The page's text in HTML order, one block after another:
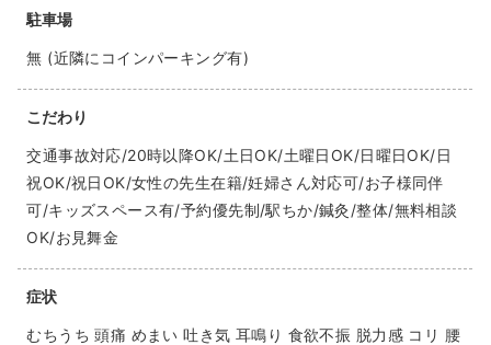
駐車場
無 (近隣にコインパーキング有)
こだわり
交通事故対応/20時以降OK/土日OK/土曜日OK/日曜日OK/日
祝OK/祝日OK/女性の先生在籍/妊婦さん対応可/お子様同伴
可/キッズスペース有/予約優先制/駅ちか/鍼灸/整体/無料相談
OK/お見舞金
症状
むちうち 頭痛 めまい 吐き気 耳鳴り 食欲不振 脱力感 コリ 腰